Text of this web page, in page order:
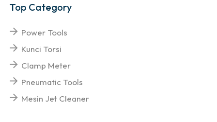
Top Category
Power Tools
Kunci Torsi
Clamp Meter
Pneumatic Tools
Mesin Jet Cleaner